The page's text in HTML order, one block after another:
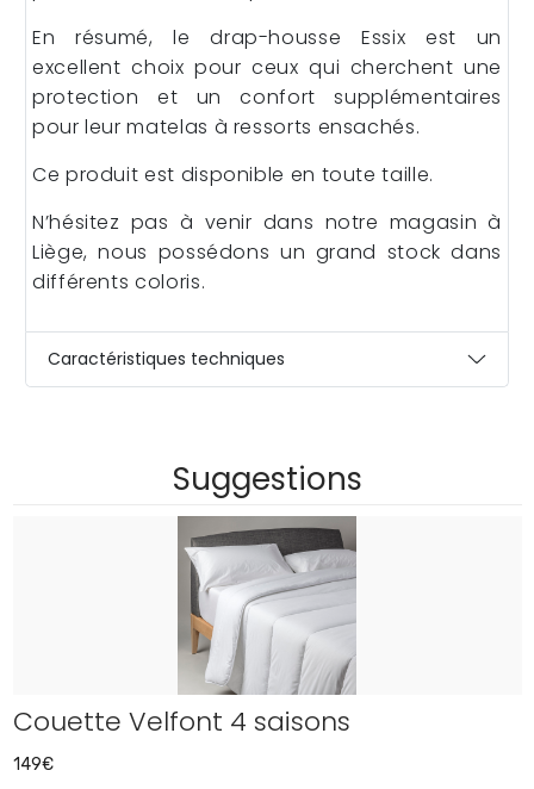
En résumé, le drap-housse Essix est un
excellent choix pour ceux qui cherchent une
protection et un confort supplémentaires
pour leur matelas à ressorts ensachés.
Ce produit est disponible en toute taille.
N’hésitez pas à venir dans notre magasin à
Liège, nous possédons un grand stock dans
différents coloris.
Caractéristiques techniques
Suggestions
Couette Velfont 4 saisons
149€